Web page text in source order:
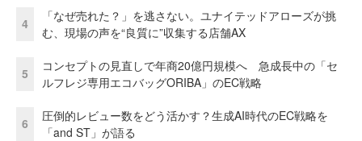
4
「なぜ売れた？」を逃さない。ユナイテッドアローズが挑
む、現場の声を“良質に”収集する店舗AX
5
コンセプトの見直しで年商20億円規模へ 急成長中の「セ
ルフレジ専用エコバッグORIBA」のEC戦略
6
圧倒的レビュー数をどう活かす？生成AI時代のEC戦略を
「and ST」が語る